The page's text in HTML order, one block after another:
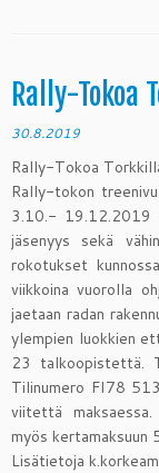
Rally-
30.8.2019
Rally-Tokoa
Rally-tokon
3.10.- 19.12.2019
jäsenyys sekä
rokotukset
viikkoina vuorolla
jaetaan radan
ylempien luokkien
23 talkoopistettä.
Tilinumero FI78
viitettä
myös kertamaksuun
Lisätietoja